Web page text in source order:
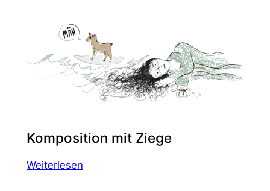
Komposition mit Ziege
Weiterlesen: